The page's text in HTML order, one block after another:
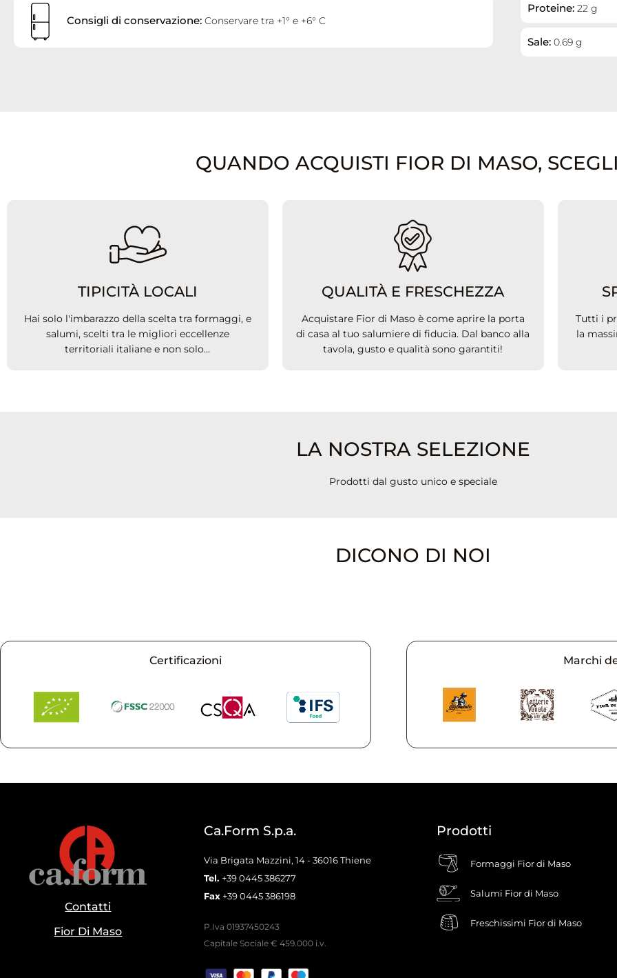
Consigli di conservazione: Conservare tra +1° e +6° C
Proteine:22 g
Sale:0.69 g
QUANDO ACQUISTI FIOR DI MASO,
TIPICITÀ LOCALI
Hai solo l'imbarazzo della scelta tra formaggi, e
salumi, scelti tra le migliori eccellenze
territoriali italiane e non solo...
QUALITÀ E FRESCHEZZA
Acquistare Fior di Maso è come aprire la porta
di casa al tuo salumiere di fiducia. Dal banco alla
tavola, gusto e qualità sono garantiti!
Tutti i
la
LA NOSTRA SELEZIONE
Prodotti dal gusto unico e speciale
DICONO DI NOI
Certificazioni Marchi
Contatti
Fior Di Maso
Ca.Form S.p.a.
Via Brigata Mazzini, 14 - 36016 Thiene
Tel. +39 0445 386277
Fax+39 0445 386198
P.Iva 01937450243
Capitale Sociale € 459.000 i.v.
Prodotti
Formaggi Fior di Maso
Salumi Fior di Maso
Freschissimi Fior di Maso